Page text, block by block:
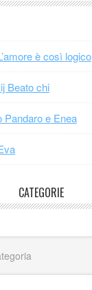
è così logico
Beato chi
Pandaro e Enea
CATEGORIE